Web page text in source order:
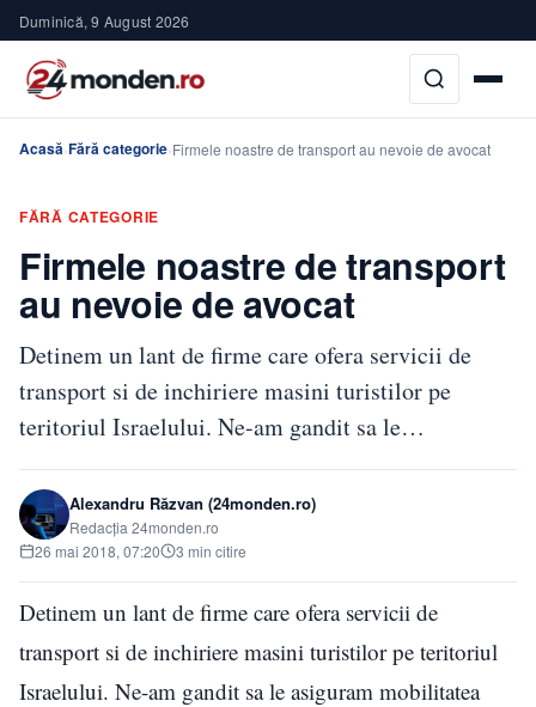
Duminică, 9 August 2026
Acasă›Fără categorie›Firmele noastre de transport au nevoie de avocat
FĂRĂ CATEGORIE
Firmele noastre de transport
au nevoie de avocat
Detinem un lant de firme care ofera servicii de
transport si de inchiriere masini turistilor pe
teritoriul Israelului. Ne-am gandit sa le…
Alexandru Răzvan (24monden.ro)
Redacția 24monden.ro
26 mai 2018, 07:20
3 min citire
Detinem un lant de firme care ofera servicii de
transport si de inchiriere masini turistilor pe teritoriul
Israelului. Ne-am gandit sa le asiguram mobilitatea